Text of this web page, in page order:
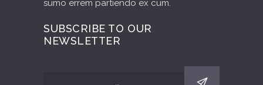
sumo errem partiendo ex cum.
SUBSCRIBE TO OUR
NEWSLETTER